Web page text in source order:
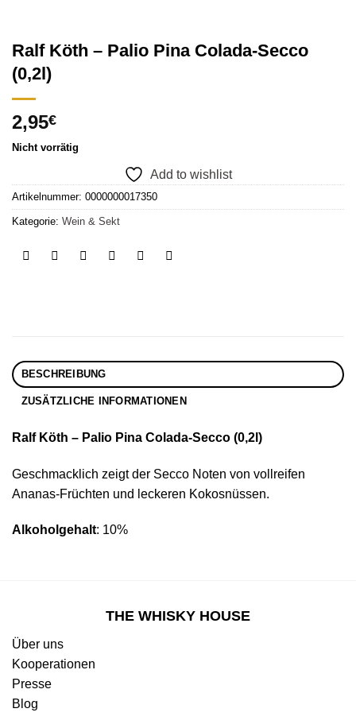
Ralf Köth – Palio Pina Colada-Secco
(0,2l)
2,95€
Nicht vorrätig
Add to wishlist
Artikelnummer: 0000000017350
Kategorie: Wein & Sekt
BESCHREIBUNG
ZUSÄTZLICHE INFORMATIONEN
Ralf Köth – Palio Pina Colada-Secco (0,2l)
Geschmacklich zeigt der Secco Noten von vollreifen
Ananas-Früchten und leckeren Kokosnüssen.
Alkoholgehalt: 10%
THE WHISKY HOUSE
Über uns
Kooperationen
Presse
Blog